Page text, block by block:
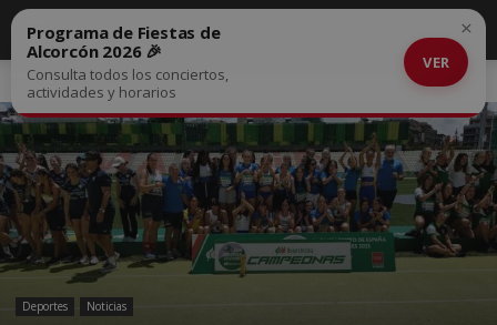
Inicio Deportes
Deportes Noticias
Programa de Fiestas de
Alcorcón 2026 🎉
Consulta todos los conciertos,
actividades y horarios
VER
×